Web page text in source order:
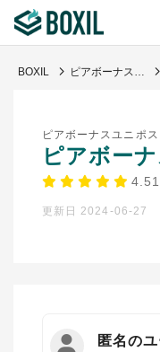
診断から探す(β版)
BOXIL ピアボーナス®とは？新たな成果給のメリット・デメリット | 導入企業事例・ツール
ピアボーナスユニポス
ピアボー
4.51
更新日 2024-06-27
匿名の